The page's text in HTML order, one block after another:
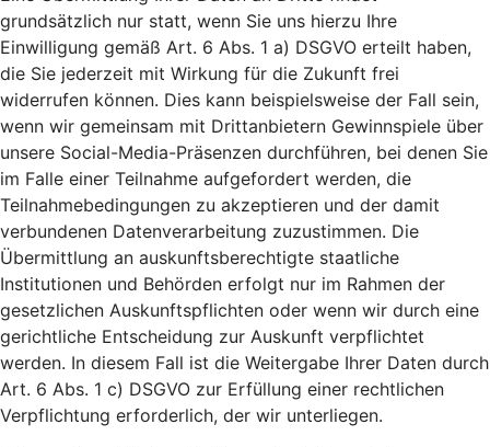
grundsätzlich nur statt, wenn Sie uns hierzu Ihre
Einwilligung gemäß Art. 6 Abs. 1 a) DSGVO erteilt haben,
die Sie jederzeit mit Wirkung für die Zukunft frei
widerrufen können. Dies kann beispielsweise der Fall sein,
wenn wir gemeinsam mit Drittanbietern Gewinnspiele über
unsere Social-Media-Präsenzen durchführen, bei denen Sie
im Falle einer Teilnahme aufgefordert werden, die
Teilnahmebedingungen zu akzeptieren und der damit
verbundenen Datenverarbeitung zuzustimmen. Die
Übermittlung an auskunftsberechtigte staatliche
Institutionen und Behörden erfolgt nur im Rahmen der
gesetzlichen Auskunftspflichten oder wenn wir durch eine
gerichtliche Entscheidung zur Auskunft verpflichtet
werden. In diesem Fall ist die Weitergabe Ihrer Daten durch
Art. 6 Abs. 1 c) DSGVO zur Erfüllung einer rechtlichen
Verpflichtung erforderlich, der wir unterliegen.